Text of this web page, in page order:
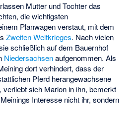
Mutter und Tochter das
die wichtigsten
Planwagen verstaut, mit dem
Zweiten Weltkrieges. Nach vielen
schließlich auf dem Bauernhof
Niedersachsenaufgenommen. Als
dort verhindert, dass der
Pferd herangewachsene
verliebt sich Marion in ihn, bemerkt
Interesse nicht ihr, sondern